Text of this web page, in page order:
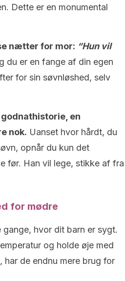
Dette er en monumental
nætter for mor: “Hun vil
du er en fange af din egen
for sin søvnløshed, selv
en
nok. Uanset hvor hårdt, du
opnår du kun det
før. Han vil lege, stikke af fra
for mødre
hvor dit barn er sygt.
og holde øje med
de endnu mere brug for